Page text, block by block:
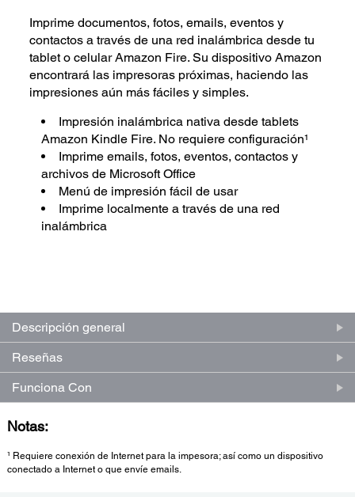
Imprime documentos, fotos, emails, eventos y
contactos a través de una red inalámbrica desde tu
tablet o celular Amazon Fire. Su dispositivo Amazon
encontrará las impresoras próximas, haciendo las
impresiones aún más fáciles y simples.
Impresión inalámbrica nativa desde tablets
Amazon Kindle Fire. No requiere configuración¹
Imprime emails, fotos, eventos, contactos y
archivos de Microsoft Office
Menú de impresión fácil de usar
Imprime localmente a través de una red
inalámbrica
Enlace
en
la
Descripción general
Reseñas
Funciona Con
Notas:
¹ Requiere conexión de Internet para la impesora; así como un dispositivo
conectado a Internet o que envíe emails.